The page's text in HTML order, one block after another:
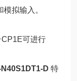
拟输入。
可进行
D 特